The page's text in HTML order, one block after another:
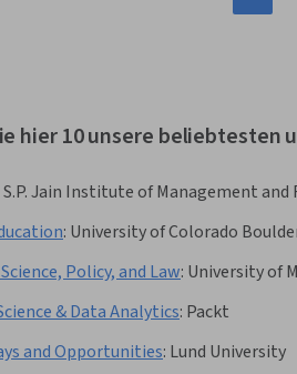
hier 10 unsere beliebtesten
S.P. Jain Institute of Management and
: University of Colorado
Policy, and Law: University of
& Data Analytics: Packt
and Opportunities: Lund University